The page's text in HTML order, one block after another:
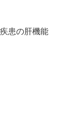
患の肝機能